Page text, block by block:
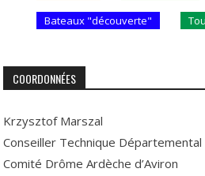
Bateaux "découverte"
COORDONNÉES
Krzysztof Marszal
Conseiller Technique Départemental
Comité Drôme Ardèche d’Aviron